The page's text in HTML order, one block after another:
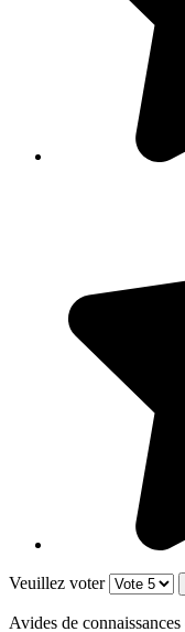
Veuillez voter
Avides de